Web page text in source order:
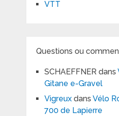
VTT
Questions ou
SCHAEFFNERdans
Gitane e-Gravel
Vigreuxdans Vélo
700 de Lapierre